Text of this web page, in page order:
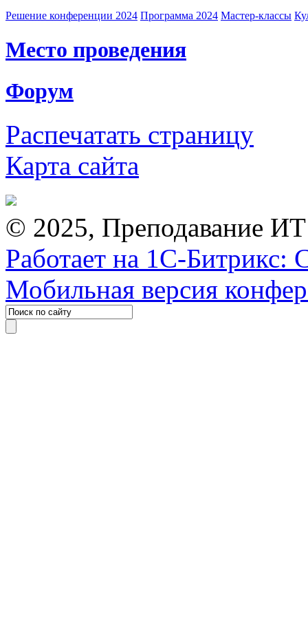
Решение конференции 2024 Программа 2024 Мастер-классы
Место проведения
Форум
Распечатать страницу
Карта сайта
© 2025, Преподавание
Работает на 1С-Битрикс:
Мобильная версия